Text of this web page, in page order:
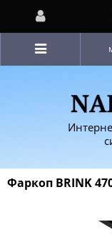
Фаркоп BRINK